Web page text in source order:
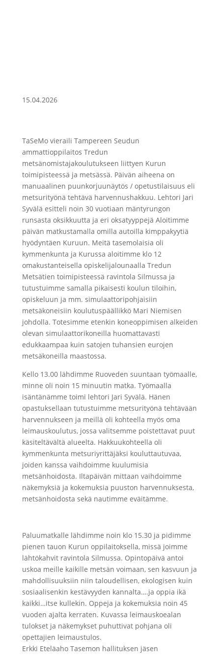
15.04.2026
TaSeMo vieraili Tampereen Seudun
ammattioppilaitos Tredun
metsänomistajakoulutukseen liittyen Kurun
toimipisteessä ja metsässä. Päivän aiheena on
manuaalinen puunkorjuunäytös / opetustilaisuus eli
metsurityönä tehtävä harvennushakkuu. Lehtori Jari
Syvälä esitteli noin 30 vuotiaan mäntyrungon
runsasta oksikkuutta ja eri oksatyyppejä Aloitimme
päivän matkustamalla omilla autoilla kimppakyytiä
hyödyntäen Kuruun. Meitä tasemolaisia oli
kymmenkunta ja Kurussa aloitimme klo 12
omakustanteisella opiskelijalounaalla Tredun
Metsätien toimipisteessä ravintola Silmussa ja
tutustuimme samalla pikaisesti koulun tiloihin,
opiskeluun ja mm. simulaattoripohjaisiin
metsäkoneisiin koulutuspäällikkö Mari Niemisen
johdolla. Totesimme etenkin koneoppimisen alkeiden
olevan simulaattorikoneilla huomattavasti
edukkaampaa kuin satojen tuhansien eurojen
metsäkoneilla maastossa.
Kello 13.00 lähdimme Ruoveden suuntaan työmaalle,
minne oli noin 15 minuutin matka. Työmaalla
isäntänämme toimi lehtori Jari Syvälä. Hänen
opastuksellaan tutustuimme metsurityönä tehtävään
harvennukseen ja meillä oli kohteella myös oma
leimauskoulutus, jossa valitsemme poistettavat puut
käsiteltävältä alueelta. Hakkuukohteella oli
kymmenkunta metsuriyrittäjäksi kouluttautuvaa,
joiden kanssa vaihdoimme kuulumisia
metsänhoidosta. Iltapäivän mittaan vaihdoimme
näkemyksiä ja kokemuksia puuston harvennuksesta,
metsänhoidosta sekä nautimme eväitämme.
Paluumatkalle lähdimme noin klo 15.30 ja pidimme
pienen tauon Kurun oppilaitoksella, missä joimme
lähtökahvit ravintola Silmussa. Opintopäivä antoi
uskoa meille kaikille metsän voimaan, sen kasvuun ja
mahdollisuuksiin niin taloudellisen, ekologisen kuin
sosiaalisenkin kestävyyden kannalta….ja oppia ikä
kaikki…itse kullekin. Oppeja ja kokemuksia noin 45
vuoden ajalta kerraten. Kuvassa leimauskoealan
tulokset ja näkemykset puhuttivat pohjana oli
opettajien leimaustulos.
Erkki Eteläaho Tasemon hallituksen jäsen